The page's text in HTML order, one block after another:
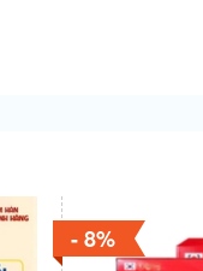
- 8%